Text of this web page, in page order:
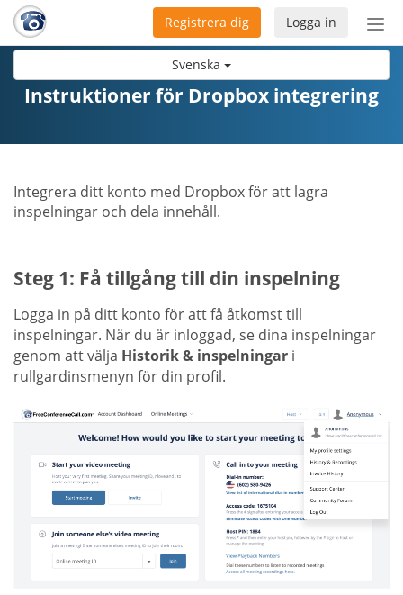
Svenska
Logga in
Registrera dig
Instruktioner för Dropbox integrering
Integrera ditt konto med Dropbox för att lagra
inspelningar och dela innehåll.
Steg 1: Få tillgång till din inspelning
Logga in på ditt konto för att få åtkomst till
inspelningar. När du är inloggad, se dina inspelningar
genom att välja Historik & inspelningar i
rullgardinsmenyn för din profil.